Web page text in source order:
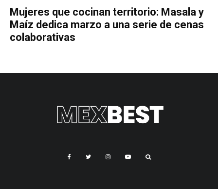
Mujeres que cocinan territorio: Masala y
Maíz dedica marzo a una serie de cenas
colaborativas